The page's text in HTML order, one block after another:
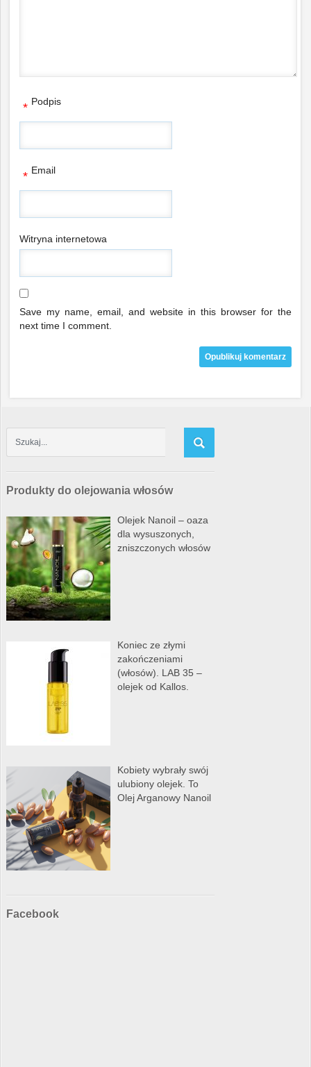
Podpis
*
Email
*
Witryna internetowa
Save my name, email, and website in this browser for the
next time I comment.
Produkty do olejowania włosów
Olejek Nanoil – oaza
dla wysuszonych,
zniszczonych włosów
Koniec ze złymi
zakończeniami
(włosów). LAB 35 –
olejek od Kallos.
Kobiety wybrały swój
ulubiony olejek. To
Olej Arganowy Nanoil
Facebook